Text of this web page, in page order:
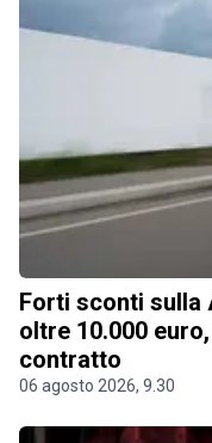
Forti sconti sulla
oltre 10.000
contratto
06 agosto 2026, 9.30